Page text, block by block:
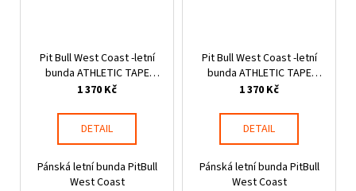
Pit Bull West Coast -letní
bunda ATHLETIC TAPE
červená
1 370 Kč
DETAIL
Pánská letní bunda PitBull
West Coast
Pit Bull West Coast -letní
bunda ATHLETIC TAPE
modrá
1 370 Kč
DETAIL
Pánská letní bunda PitBull
West Coast